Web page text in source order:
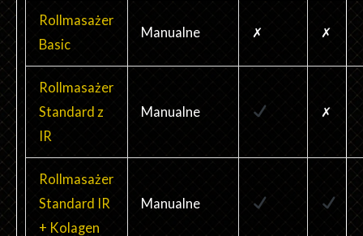
Rollmasażer
Basic
Manualne ✗ ✗
Rollmasażer
Standard z
IR
Manualne ✗
Rollmasażer
Standard IR
+ Kolagen
Manualne